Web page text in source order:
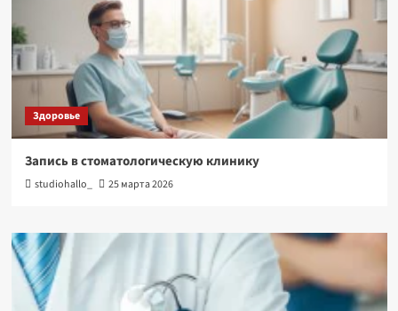
Здоровье
Запись в стоматологическую клинику
studiohallo_ 25 марта 2026